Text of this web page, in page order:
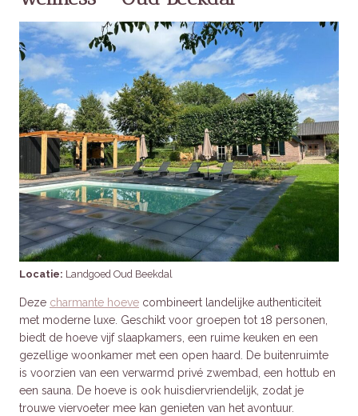
Locatie: Landgoed Oud Beekdal
Deze charmante hoeve combineert landelijke authenticiteit
met moderne luxe. Geschikt voor groepen tot 18 personen,
biedt de hoeve vijf slaapkamers, een ruime keuken en een
gezellige woonkamer met een open haard. De buitenruimte
is voorzien van een verwarmd privé zwembad, een hottub en
een sauna. De hoeve is ook huisdiervriendelijk, zodat je
trouwe viervoeter mee kan genieten van het avontuur.